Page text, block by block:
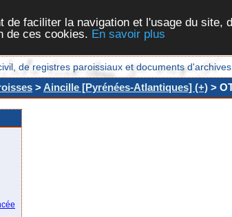
de faciliter la navigation et l'usage du
de ces cookies. En savoir plus
de registres paroissiaux et documents
>Aincille [Pyrénées-Atlantiques] (+) >